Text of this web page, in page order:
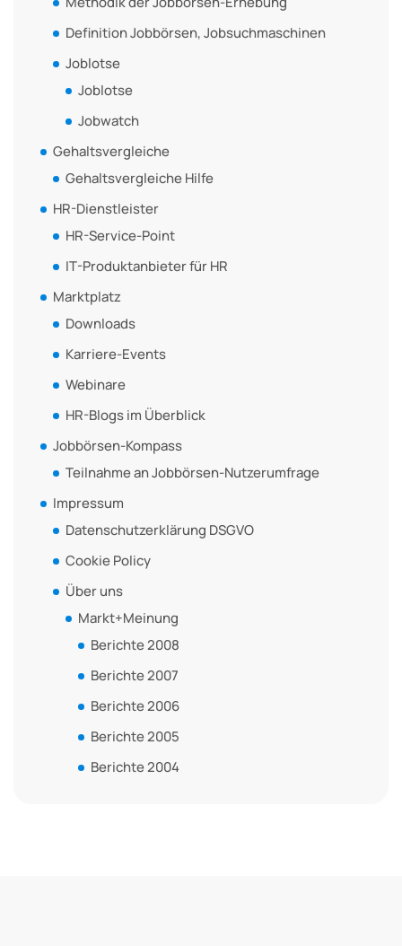
Definition Jobbörsen, Jobsuchmaschinen
Joblotse
Joblotse
Jobwatch
Gehaltsvergleiche
Gehaltsvergleiche Hilfe
HR-Dienstleister
HR-Service-Point
IT-Produktanbieter für HR
Marktplatz
Downloads
Karriere-Events
Webinare
HR-Blogs im Überblick
Jobbörsen-Kompass
Teilnahme an Jobbörsen-Nutzerumfrage
Impressum
Datenschutzerklärung DSGVO
Cookie Policy
Über uns
Markt+Meinung
Berichte 2008
Berichte 2007
Berichte 2006
Berichte 2005
Berichte 2004